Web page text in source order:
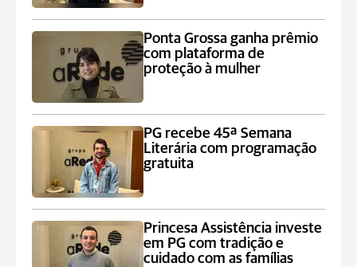
Ponta Grossa ganha prêmio
com plataforma de
proteção à mulher
PG recebe 45ª Semana
Literária com programação
gratuita
Princesa Assistência investe
em PG com tradição e
cuidado com as famílias